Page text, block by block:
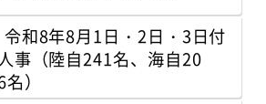
和8年8月1日・2日・3日付
事（陸自241名、海自20
）